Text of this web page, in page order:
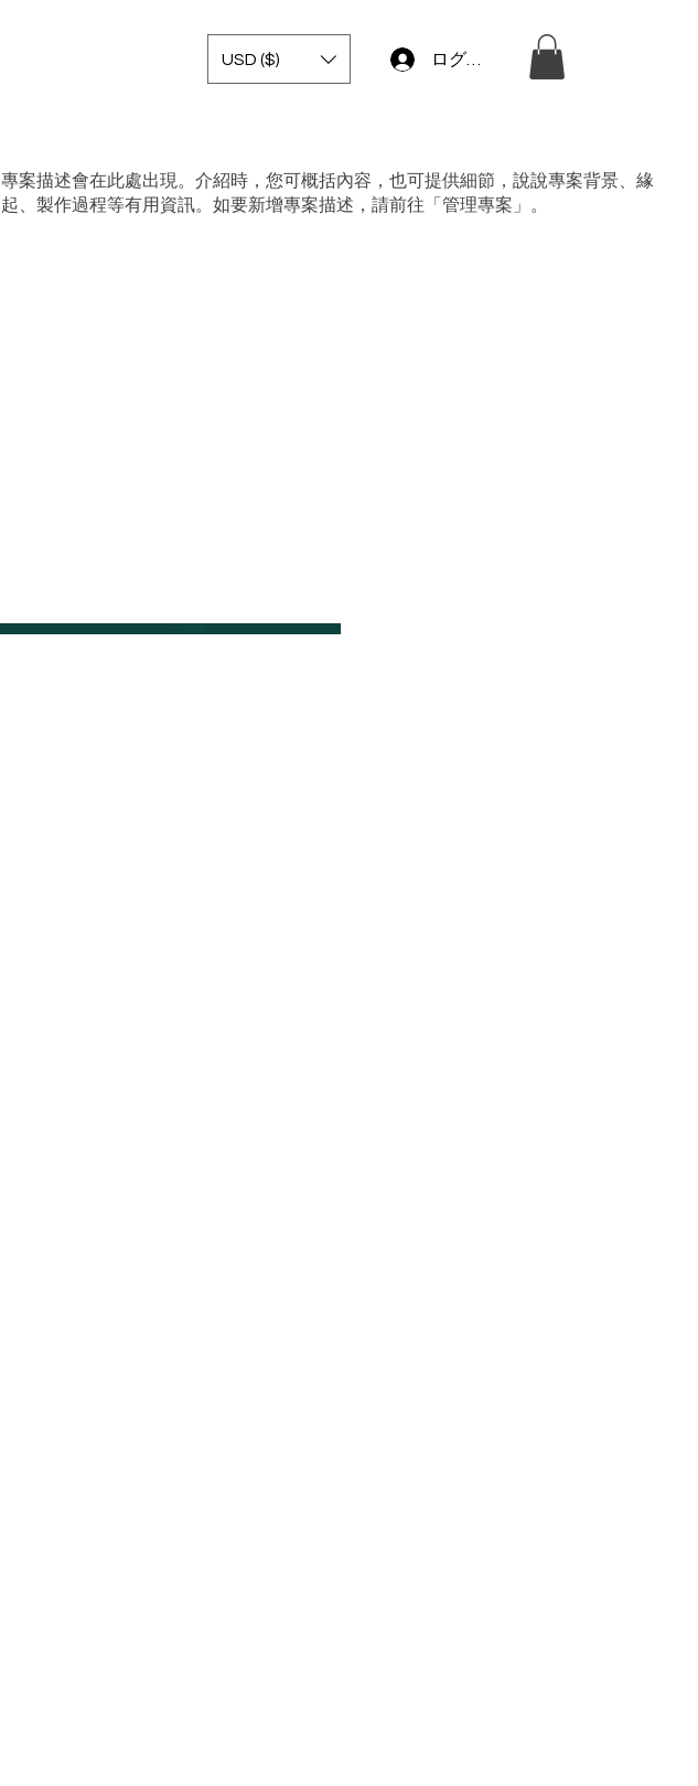
USD ($) ログイン
專案描述會在此處出現。介紹時，您可概括內容，也可提供細節，說說專案背景、緣
起、製作過程等有用資訊。如要新增專案描述，請前往「管理專案」。